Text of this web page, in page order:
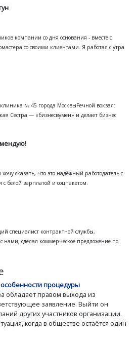
компании со дня основания - вместе с
со своими клиентами. Я работал с утра
№ 45 города МосквыРечной вокзал:
Сестра — «бизнесвумен» и делает бизнес
сказать, что это надёжный работодатель с
белой зарплатой и соцпакетом.
специалист контрактной службы,
нами, сделал коммерческое предложение по
процедуры
обладает правом выхода из
заявление. Выйти он
других участников организации.
когда в обществе остаётся один